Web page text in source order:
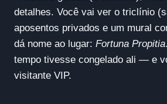
detalhes. Você vai ver o triclínio
aposentos privados e um mural
dá nome ao lugar: Fortuna Propitia
tempo tivesse congelado ali — e
visitante VIP.